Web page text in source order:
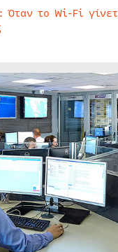
Όταν το Wi-Fi